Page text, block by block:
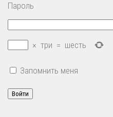
Пароль
× три = шесть
Запомнить меня
Войти